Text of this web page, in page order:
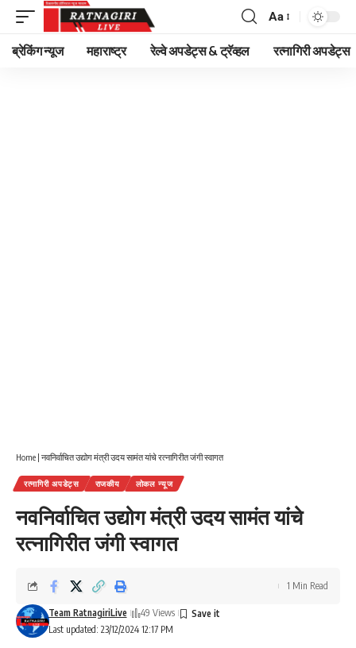
Font
Resizer
Aa
ब्रेकिंग न्यूज महाराष्ट्र रेल्वे अपडेट्स & ट्रॅव्हल रत्नागिरी अपडेट्स
Home | नवनिर्वाचित उद्योग मंत्री उदय सामंत यांचे रत्नागिरीत जंगी स्वागत
रत्नागिरी अपडेट्स राजकीय लोकल न्यूज
नवनिर्वाचित उद्योग मंत्री उदय सामंत यांचे
रत्नागिरीत जंगी स्वागत
Last updated: 23/12/2024 12:17 PM
Team RatnagiriLive 49 Views
1 Min Read